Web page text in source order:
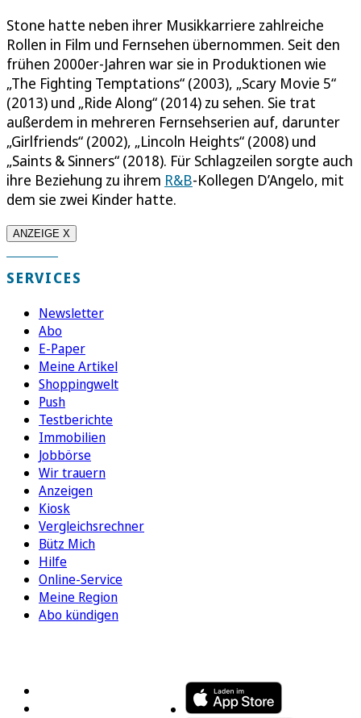
Stone hatte neben ihrer Musikkarriere zahlreiche
Rollen in Film und Fernsehen übernommen. Seit den
frühen 2000er-Jahren war sie in Produktionen wie
„The Fighting Temptations“ (2003), „Scary Movie 5“
(2013) und „Ride Along“ (2014) zu sehen. Sie trat
außerdem in mehreren Fernsehserien auf, darunter
„Girlfriends“ (2002), „Lincoln Heights“ (2008) und
„Saints & Sinners“ (2018). Für Schlagzeilen sorgte auch
ihre Beziehung zu ihrem R&B-Kollegen D’Angelo, mit
dem sie zwei Kinder hatte.
ANZEIGE X
SERVICES
Newsletter
Abo
E-Paper
Meine Artikel
Shoppingwelt
Push
Testberichte
Immobilien
Jobbörse
Wir trauern
Anzeigen
Kiosk
Vergleichsrechner
Bütz Mich
Hilfe
Online-Service
Meine Region
Abo kündigen